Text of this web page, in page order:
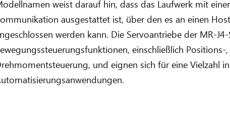
weist darauf hin, dass das Laufwerk mit
ausgestattet ist, über den es an einen
werden kann. Die Servoantriebe der MR-
einschließlich
und eignen sich für eine Vielzahl